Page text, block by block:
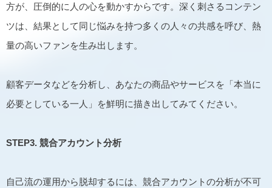
方が、圧倒的に人の心を動かすからです。深く刺さるコンテン
ツは、結果として同じ悩みを持つ多くの人々の共感を呼び、熱
量の高いファンを生み出します。
顧客データなどを分析し、あなたの商品やサービスを「本当に
必要としている一人」を鮮明に描き出してみてください。
STEP3. 競合アカウント分析
自己流の運用から脱却するには、競合アカウントの分析が不可